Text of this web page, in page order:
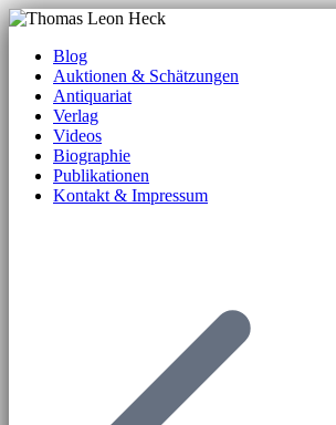
Blog
Auktionen & Schätzungen
Antiquariat
Verlag
Videos
Biographie
Publikationen
Kontakt & Impressum